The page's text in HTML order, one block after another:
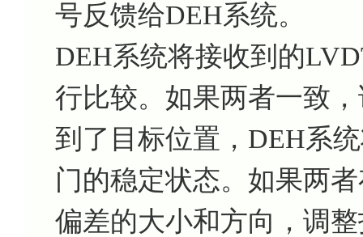
号反馈给DEH系统。
DEH系统将接收到的
行比较。如果两者一致
到了目标位置，DEH系
门的稳定状态。如果两
偏差的大小和方向，调